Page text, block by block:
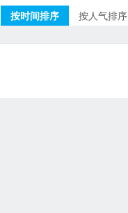
按时间排序 按人气排序